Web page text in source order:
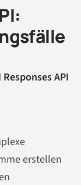
Responses API
erstellen